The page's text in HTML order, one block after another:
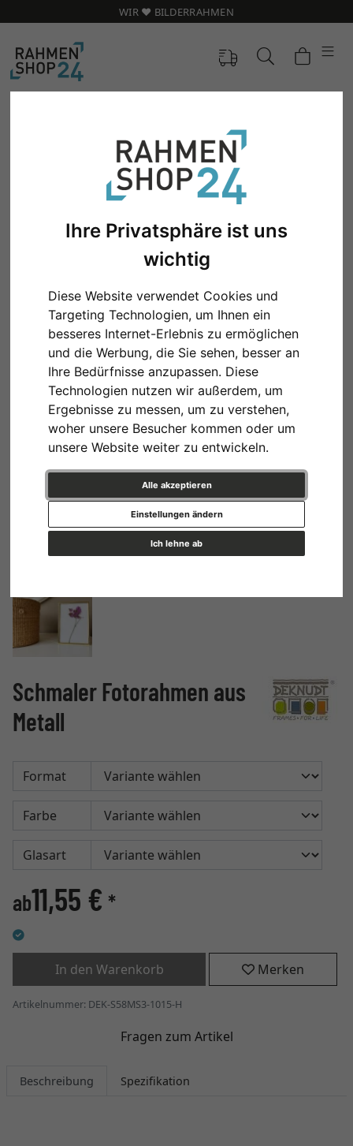
Ihre Privatsphäre ist uns
wichtig
Diese Website verwendet Cookies und
Targeting Technologien, um Ihnen ein
besseres Internet-Erlebnis zu ermöglichen
und die Werbung, die Sie sehen, besser an
Ihre Bedürfnisse anzupassen. Diese
Technologien nutzen wir außerdem, um
Ergebnisse zu messen, um zu verstehen,
woher unsere Besucher kommen oder um
unsere Website weiter zu entwickeln.
Alle akzeptieren
Ich lehne ab
Einstellungen ändern
WIR ❤️ BILDERRAHMEN
Zurück
Schmaler Fotorahmen aus
Metall
Format
Farbe
Glasart
ab11,55 € *
In den Warenkorb Merken
Artikelnummer: DEK-S58MS3-1015-H
Fragen zum Artikel
Beschreibung Spezifikation